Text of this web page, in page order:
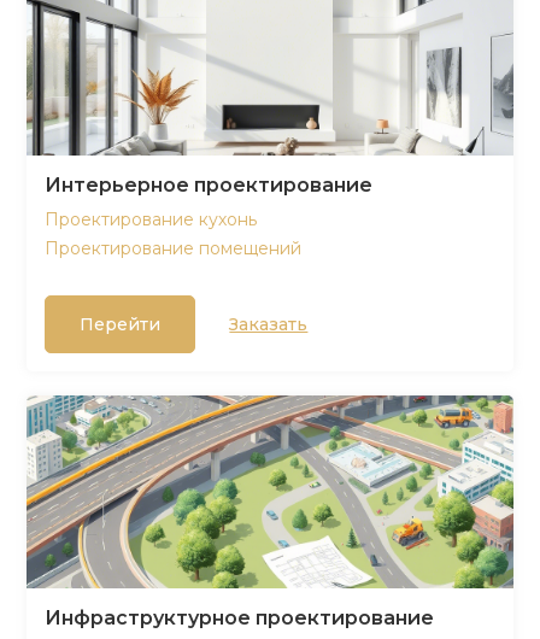
Интерьерное проектирование
Проектирование кухонь
Проектирование помещений
Перейти Заказать
Инфраструктурное проектирование